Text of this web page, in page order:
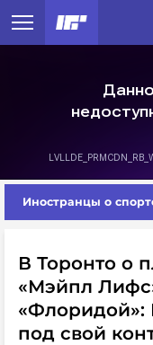
Иностранцы о
В Торонто о
«Мэйпл
«Флоридой»:
под свой